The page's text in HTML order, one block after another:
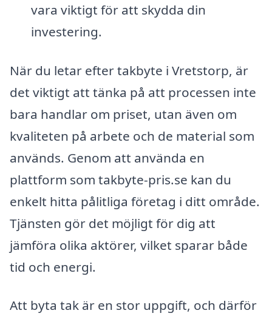
vara viktigt för att skydda din
investering.
När du letar efter takbyte i Vretstorp, är
det viktigt att tänka på att processen inte
bara handlar om priset, utan även om
kvaliteten på arbete och de material som
används. Genom att använda en
plattform som takbyte-pris.se kan du
enkelt hitta pålitliga företag i ditt område.
Tjänsten gör det möjligt för dig att
jämföra olika aktörer, vilket sparar både
tid och energi.
Att byta tak är en stor uppgift, och därför